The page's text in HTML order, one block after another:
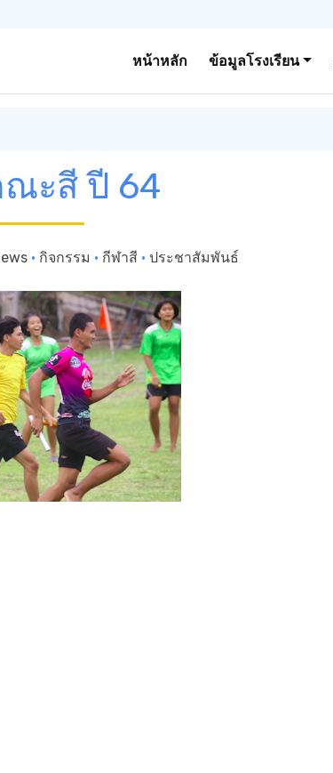
หน้าหลัก ข้อมูลโรงเรียน
ะสี ปี 64
· กิจกรรม · กีฬาสี · ประชาสัมพันธ์